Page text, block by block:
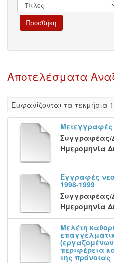
Αποτελέσματα
Eμφανίζονται τα τεκμήρια
Μετεγγραφές
Συγγραφέας/
Ημερομηνία
Εγγραφές
1998-1999
Συγγραφέας/
Ημερομηνία
Μελέτη
περιφέρεια
της πρόνοιας